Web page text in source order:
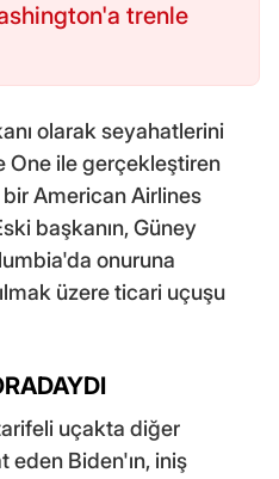
trenle
olarak seyahatlerini
One ile gerçekleştiren
American Airlines
başkanın, Güney
onuruna
üzere ticari uçuşu
uçakta diğer
Biden'ın, iniş